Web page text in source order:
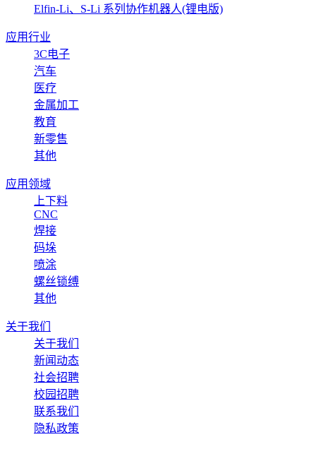
Elfin-Li、S-Li 系列协作机器人(锂电版)
应用行业
3C电子
汽车
医疗
金属加工
教育
新零售
其他
应用领域
上下料
CNC
焊接
码垛
喷涂
螺丝锁缚
其他
关于我们
关于我们
新闻动态
社会招聘
校园招聘
联系我们
隐私政策